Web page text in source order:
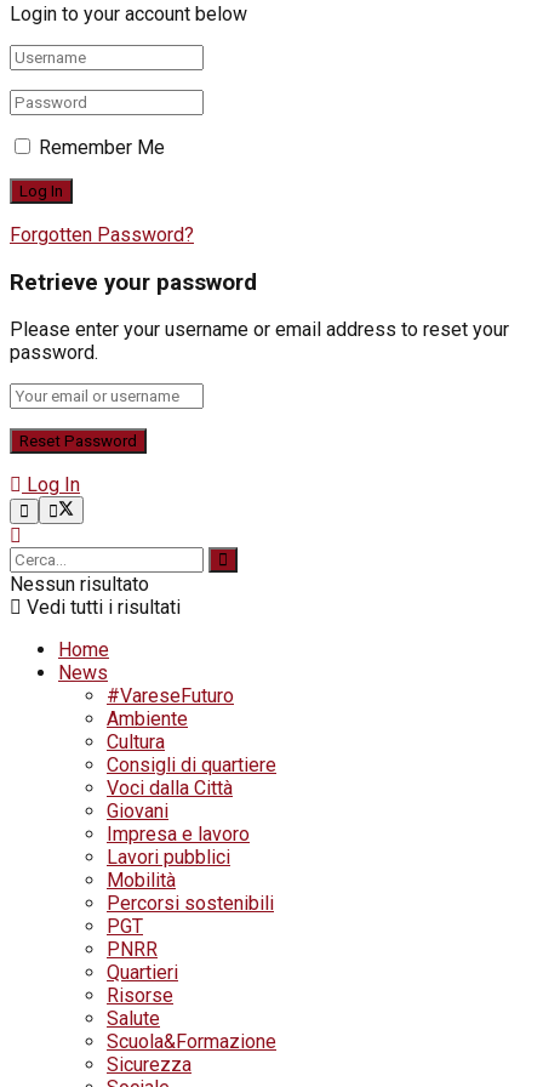
Login to your account below
Remember Me
Forgotten Password?
Retrieve your password
Please enter your username or email address to reset your
password.
Log In
Nessun risultato
Vedi tutti i risultati
Home
News
#VareseFuturo
Ambiente
Cultura
Consigli di quartiere
Voci dalla Città
Giovani
Impresa e lavoro
Lavori pubblici
Mobilità
Percorsi sostenibili
PGT
PNRR
Quartieri
Risorse
Salute
Scuola&Formazione
Sicurezza